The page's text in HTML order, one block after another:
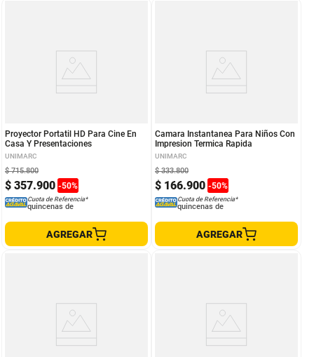
Proyector Portatil HD Para Cine En
Casa Y Presentaciones
UNIMARC
$ 357.900 -50%
$ 715.800
Cuota de Referencia*
quincenas de
AGREGAR
Camara Instantanea Para Niños Con
Impresion Termica Rapida
UNIMARC
$ 166.900 -50%
$ 333.800
Cuota de Referencia*
quincenas de
AGREGAR